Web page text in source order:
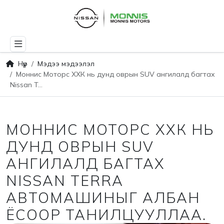
Нүүр
Мэдээ мэдээлэл
Моннис Моторс ХХК нь дунд оврын SUV ангилалд багтах
Nissan T...
МОННИС МОТОРС ХХК НЬ
ДУНД ОВРЫН SUV
АНГИЛАЛД БАГТАХ
NISSAN TERRA
АВТОМАШИНЫГ АЛБАН
ЁСООР ТАНИЛЦУУЛЛАА.